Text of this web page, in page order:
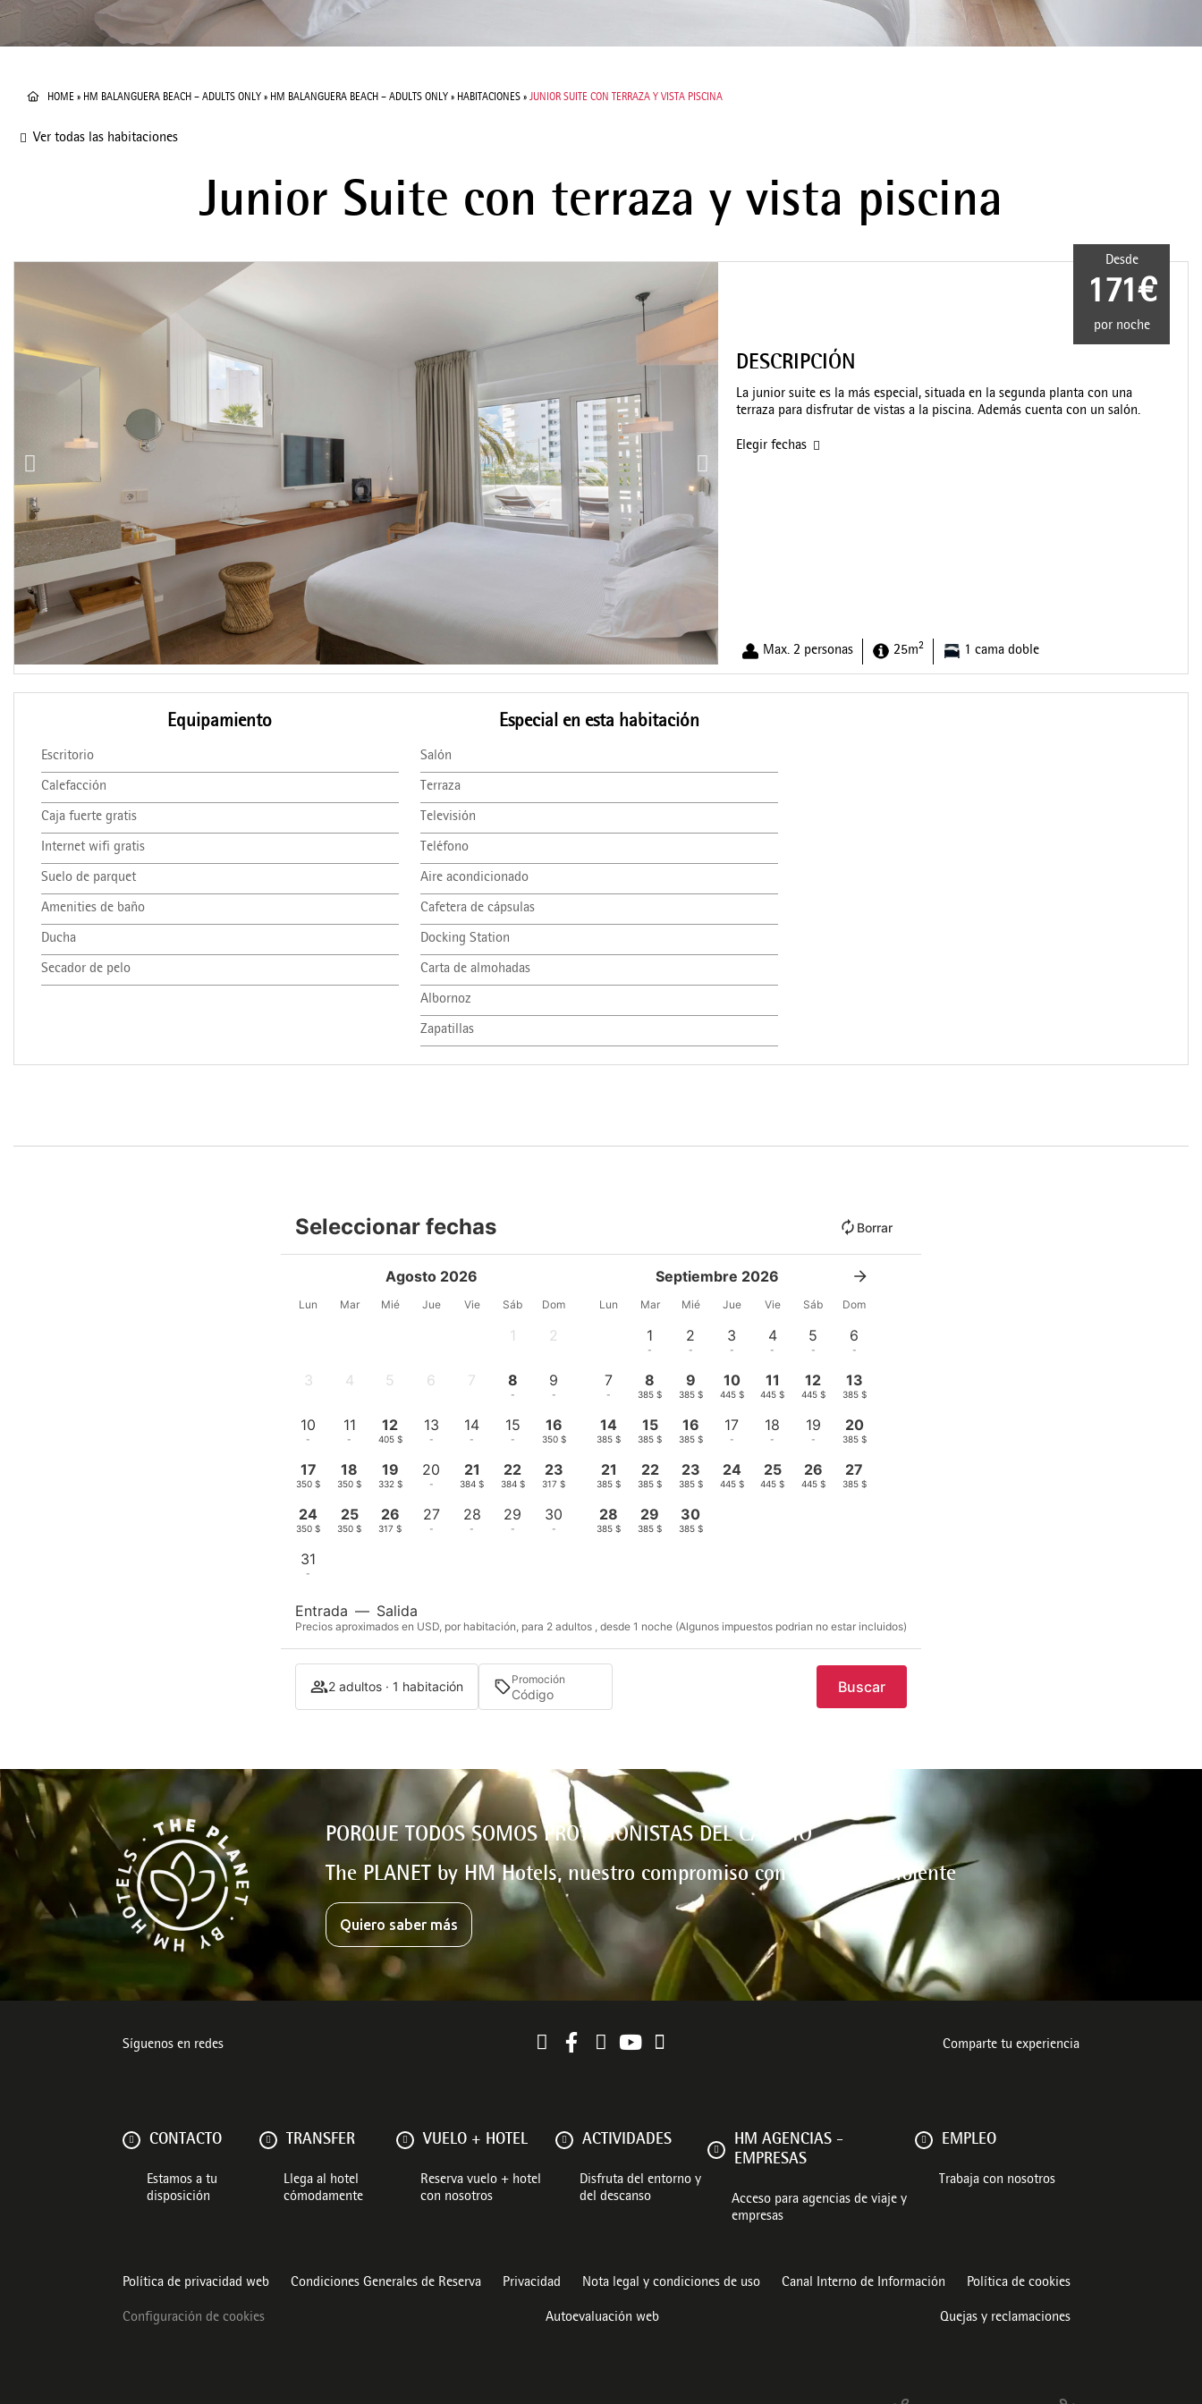
HOME » HM BALANGUERA BEACH – ADULTS ONLY » HM BALANGUERA BEACH – ADULTS ONLY » HABITACIONES » JUNIOR SUITE CON TERRAZA Y VISTA PISCINA
Ver todas las habitaciones
Junior Suite con terraza y vista piscina
Max. 2 personas 25m2 1 cama doble
Desde
171€
por noche
DESCRIPCIÓN
La junior suite es la más especial, situada en la segunda planta con una
terraza para disfrutar de vistas a la piscina. Además cuenta con un salón.
Elegir fechas
Equipamiento
Escritorio
Calefacción
Caja fuerte gratis
Internet wifi gratis
Suelo de parquet
Amenities de baño
Ducha
Secador de pelo
Especial en esta habitación
Salón
Terraza
Televisión
Teléfono
Aire acondicionado
Cafetera de cápsulas
Docking Station
Carta de almohadas
Albornoz
Zapatillas
Seleccionar fechas Borrar
Agosto 2026
Lun Mar Mié Jue Vie Sáb Dom
1 2
3 4 5 6 7 8
-
9
-
10
-
11
-
12
405 $
13
-
14
-
15
-
16
350 $
17
350 $
18
350 $
19
332 $
20
-
21
384 $
22
384 $
23
317 $
24
350 $
25
350 $
26
317 $
27
-
28
-
29
-
30
-
31
-
Septiembre 2026
Lun Mar Mié Jue Vie Sáb Dom
1
-
2
-
3
-
4
-
5
-
6
-
7
-
8
385 $
9
385 $
10
445 $
11
445 $
12
445 $
13
385 $
14
385 $
15
385 $
16
385 $
17
-
18
-
19
-
20
385 $
21
385 $
22
385 $
23
385 $
24
445 $
25
445 $
26
445 $
27
385 $
28
385 $
29
385 $
30
385 $
Entrada — Salida
Precios aproximados en USD, por habitación, para 2 adultos , desde 1 noche (Algunos impuestos podrian no estar incluidos)
2 adultos · 1 habitación Promoción Buscar
PORQUE TODOS SOMOS PROTAGONISTAS DEL CAMBIO
The PLANET by HM Hotels, nuestro compromiso con el medio ambiente
Quiero saber más
Síguenos en redes Comparte tu experiencia
CONTACTO
Estamos a tu
disposición
TRANSFER
Llega al hotel
cómodamente
VUELO + HOTEL
Reserva vuelo + hotel
con nosotros
ACTIVIDADES
Disfruta del entorno y
del descanso
HM AGENCIAS -
EMPRESAS
Acceso para agencias de viaje y
empresas
EMPLEO
Trabaja con nosotros
Política de privacidad web Condiciones Generales de Reserva Privacidad Nota legal y condiciones de uso Canal Interno de Información Política de cookies
Configuración de cookies Autoevaluación web Quejas y reclamaciones